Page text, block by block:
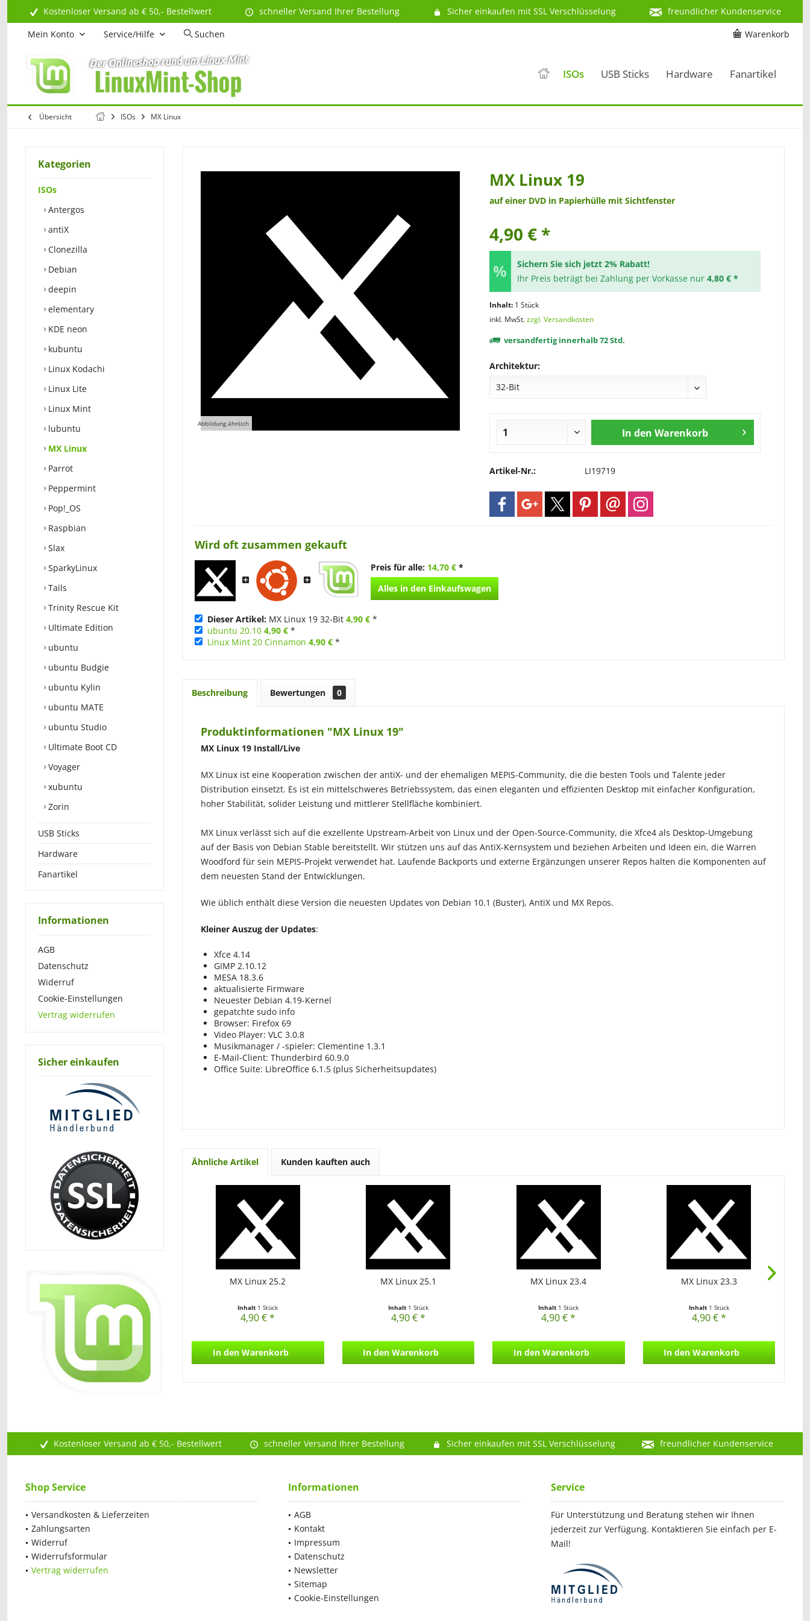
Kostenloser Versand ab € 50,- Bestellwert schneller Versand Ihrer Bestellung Sicher einkaufen mit SSL Verschlüsselung
freundlicher Kundenservice
Warenkorb
Mein Konto Service/Hilfe Suchen
ISOs USB Sticks Hardware Fanartikel
Übersicht ISOs MX Linux
Kategorien
ISOs
Antergos
antiX
Clonezilla
Debian
deepin
elementary
KDE neon
kubuntu
Linux Kodachi
Linux Lite
Linux Mint
lubuntu
MX Linux
Parrot
Peppermint
Pop!_OS
Raspbian
Slax
SparkyLinux
Tails
Trinity Rescue Kit
Ultimate Edition
ubuntu
ubuntu Budgie
ubuntu Kylin
ubuntu MATE
ubuntu Studio
Ultimate Boot CD
Voyager
xubuntu
Zorin
USB Sticks
Hardware
Fanartikel
Informationen
AGB
Datenschutz
Widerruf
Cookie-Einstellungen
Vertrag widerrufen
Sicher einkaufen
Abbildung ähnlich
MX Linux 19
auf einer DVD in Papierhülle mit Sichtfenster
4,90 € *
Sichern Sie sich jetzt 2% Rabatt!
Ihr Preis beträgt bei Zahlung per Vorkasse nur 4,80 € *
Inhalt: 1 Stück
inkl. MwSt.zzgl. Versandkosten
versandfertig innerhalb 72 Std.
Architektur:
In den Warenkorb
Artikel-Nr.: LI19719
Wird oft zusammen gekauft
Preis für alle: 14,70 € *
Alles in den Einkaufswagen
Dieser Artikel: MX Linux 19 32-Bit 4,90 € *
ubuntu 20.10 4,90 € *
Linux Mint 20 Cinnamon 4,90 € *
Beschreibung Bewertungen 0
Produktinformationen "MX Linux 19"
MX Linux 19 Install/Live
MX Linux ist eine Kooperation zwischen der antiX- und der ehemaligen MEPIS-Community, die die besten Tools und Talente jeder
Distribution einsetzt. Es ist ein mittelschweres Betriebssystem, das einen eleganten und effizienten Desktop mit einfacher Konfiguration,
hoher Stabilität, solider Leistung und mittlerer Stellfläche kombiniert.
MX Linux verlässt sich auf die exzellente Upstream-Arbeit von Linux und der Open-Source-Community, die Xfce4 als Desktop-Umgebung
auf der Basis von Debian Stable bereitstellt. Wir stützen uns auf das AntiX-Kernsystem und beziehen Arbeiten und Ideen ein, die Warren
Woodford für sein MEPIS-Projekt verwendet hat. Laufende Backports und externe Ergänzungen unserer Repos halten die Komponenten auf
dem neuesten Stand der Entwicklungen.
Wie üblich enthält diese Version die neuesten Updates von Debian 10.1 (Buster), AntiX und MX Repos.
Kleiner Auszug der Updates:
Xfce 4.14
GIMP 2.10.12
MESA 18.3.6
aktualisierte Firmware
Neuester Debian 4.19-Kernel
gepatchte sudo info
Browser: Firefox 69
Video Player: VLC 3.0.8
Musikmanager / -spieler: Clementine 1.3.1
E-Mail-Client: Thunderbird 60.9.0
Office Suite: LibreOffice 6.1.5 (plus Sicherheitsupdates)
Ähnliche Artikel Kunden kauften auch
MX Linux 25.2
Inhalt 1 Stück
4,90 € *
In den Warenkorb
MX Linux 25.1
Inhalt 1 Stück
4,90 € *
In den Warenkorb
MX Linux 23.4
Inhalt 1 Stück
4,90 € *
In den Warenkorb
MX Linux 23.3
Inhalt 1 Stück
4,90 € *
In den Warenkorb
Kostenloser Versand ab € 50,- Bestellwert schneller Versand Ihrer Bestellung Sicher einkaufen mit SSL Verschlüsselung freundlicher Kundenservice
Shop Service
Versandkosten & Lieferzeiten
Zahlungsarten
Widerruf
Widerrufsformular
Vertrag widerrufen
Informationen
AGB
Kontakt
Impressum
Datenschutz
Newsletter
Sitemap
Cookie-Einstellungen
Service
Für Unterstützung und Beratung stehen wir Ihnen
jederzeit zur Verfügung. Kontaktieren Sie einfach per E-
Mail!